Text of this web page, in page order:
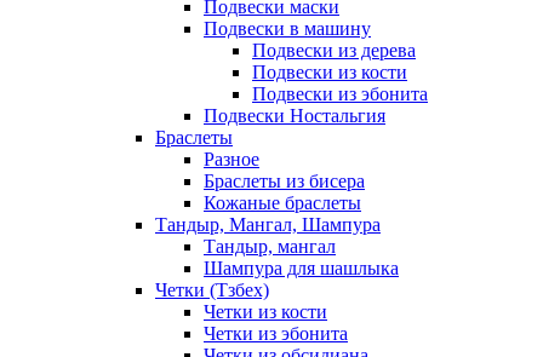
Подвески маски
Подвески в машину
Подвески из дерева
Подвески из кости
Подвески из эбонита
Подвески Ностальгия
Браслеты
Разное
Браслеты из бисера
Кожаные браслеты
Тандыр, Мангал, Шампура
Тандыр, мангал
Шампура для шашлыка
Четки (Тзбех)
Четки из кости
Четки из эбонита